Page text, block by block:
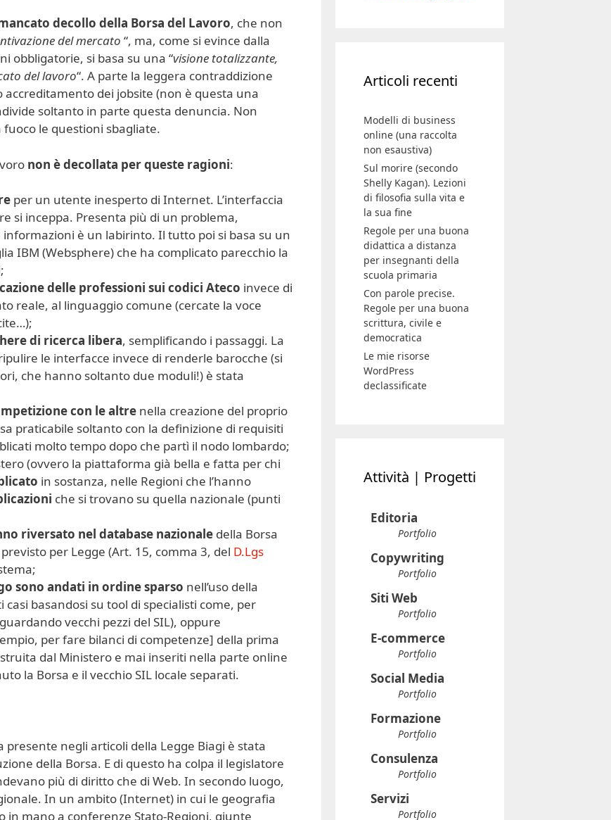
decollo della Borsa del Lavoro, che non
del mercato “, ma, come si evince dalla
obbligatorie, si basa su una “visione totalizzante,
del lavoro“. A parte la leggera contraddizione
dei jobsite (non è questa una
soltanto in parte questa denuncia. Non
le questioni sbagliate.
non è decollata per queste ragioni:
per un utente inesperto di Internet. L’interfaccia
si inceppa. Presenta più di un problema,
informazioni è un labirinto. Il tutto poi si basa su un
IBM (Websphere) che ha complicato parecchio la
delle professioni sui codici Ateco invece di
reale, al linguaggio comune (cercate la voce
di ricerca libera, semplificando i passaggi. La
le interfacce invece di renderle barocche (si
che hanno soltanto due moduli!) è stata
con le altre nella creazione del proprio
praticabile soltanto con la definizione di requisiti
molto tempo dopo che partì il nodo lombardo;
(ovvero la piattaforma già bella e fatta per chi
in sostanza, nelle Regioni che l’hanno
che si trovano su quella nazionale (punti
riversato nel database nazionale della Borsa
per Legge (Art. 15, comma 3, del D.Lgs
sono andati in ordine sparso nell’uso della
basandosi su tool di specialisti come, per
vecchi pezzi del SIL), oppure
per fare bilanci di competenze] della prima
dal Ministero e mai inseriti nella parte online
la Borsa e il vecchio SIL locale separati.
negli articoli della Legge Biagi è stata
della Borsa. E di questo ha colpa il legislatore
più di diritto che di Web. In secondo luogo,
In un ambito (Internet) in cui le geografia
in mano a conferenze Stato-Regioni, giunte
Articoli recenti
Modelli di business
online (una raccolta
non esaustiva)
Sul morire (secondo
Shelly Kagan). Lezioni
di filosofia sulla vita e
la sua fine
Regole per una buona
didattica a distanza
per insegnanti della
scuola primaria
Con parole precise.
Regole per una buona
scrittura, civile e
democratica
Le mie risorse
WordPress
declassificate
Attività | Progetti
Editoria
Portfolio
Copywriting
Portfolio
Siti Web
Portfolio
E-commerce
Portfolio
Social Media
Portfolio
Formazione
Portfolio
Consulenza
Portfolio
Servizi
Portfolio